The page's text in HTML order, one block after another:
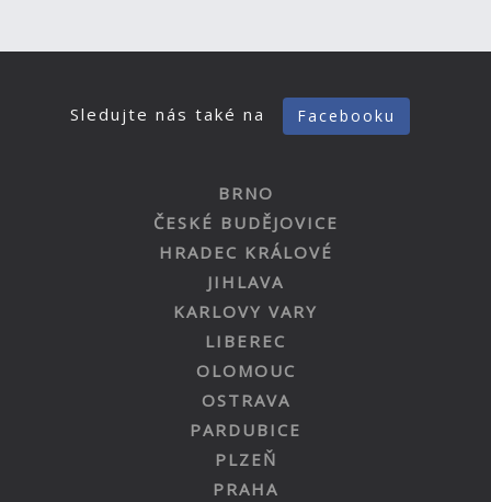
Sledujte nás také na Facebooku
BRNO
ČESKÉ BUDĚJOVICE
HRADEC KRÁLOVÉ
JIHLAVA
KARLOVY VARY
LIBEREC
OLOMOUC
OSTRAVA
PARDUBICE
PLZEŇ
PRAHA